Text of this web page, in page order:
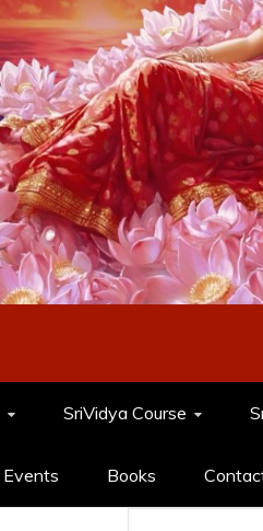
SriVidya Course
Events Books